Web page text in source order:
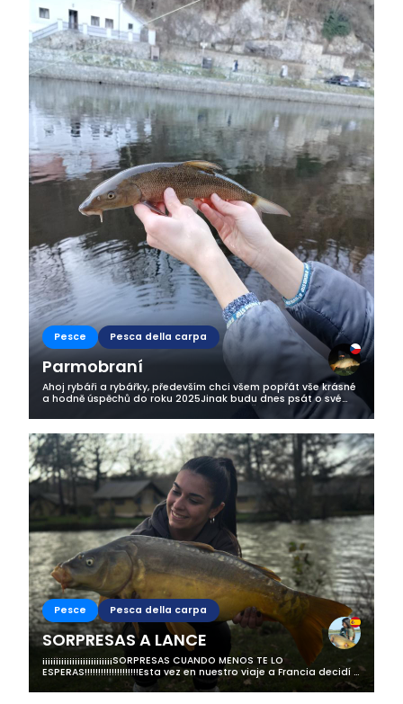
Pesce Pesca della carpa
Parmobraní
Ahoj rybáři a rybářky, především chci všem popřát vše krásné
a hodně úspěchů do roku 2025Jinak budu dnes psát o své
Krumlova...Jeli jsme s mamkou...
Pesce Pesca della carpa
SORPRESAS A LANCE
¡¡¡¡¡¡¡¡¡¡¡¡¡¡¡¡¡¡¡¡¡¡¡¡¡¡SORPRESAS CUANDO MENOS TE LO
ESPERAS!!!!!!!!!!!!!!!!!!!!Esta vez en nuestro viaje a Francia decidí ir
a dar un paseo por el lago, a ver que encontraba me lleve mi
caña de...